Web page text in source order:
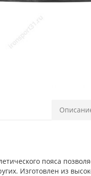
пояса
Изготовлен из